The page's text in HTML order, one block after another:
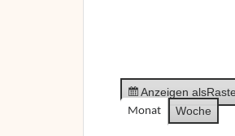
Anzeigen als
Monat
Woche